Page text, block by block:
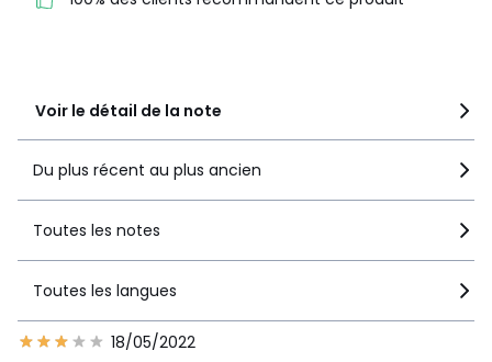
Voir le détail de la note
Du plus récent au plus ancien
Toutes les notes
Toutes les langues
18/05/2022